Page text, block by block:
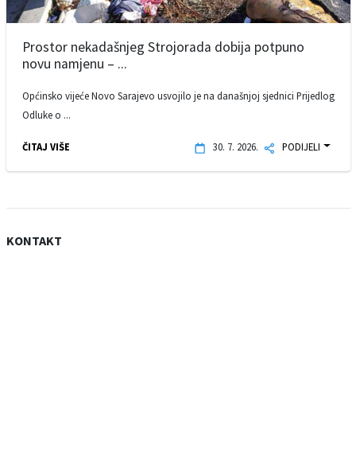
Prostor nekadašnjeg Strojorada dobija potpuno
novu namjenu – ...
Općinsko vijeće Novo Sarajevo usvojilo je na današnjoj sjednici Prijedlog
Odluke o ...
ČITAJ VIŠE 30. 7. 2026. PODIJELI
KONTAKT